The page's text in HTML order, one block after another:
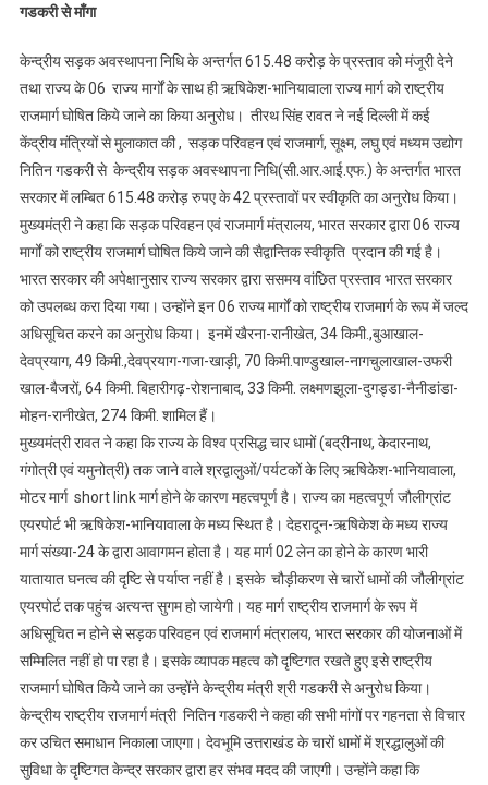
गडकरी से माँगा
केन्द्रीय सड़क अवस्थापना निधि के अन्तर्गत 615.48 करोड़ के प्रस्ताव को मंजूरी देने
तथा राज्य के 06 राज्य मार्गों के साथ ही ऋषिकेश-भानियावाला राज्य मार्ग को राष्ट्रीय
राजमार्ग घोषित किये जाने का किया अनुरोध। तीरथ सिंह रावत ने नई दिल्ली में कई
केंद्रीय मंत्रियों से मुलाकात की , सड़क परिवहन एवं राजमार्ग, सूक्ष्म, लघु एवं मध्यम उद्योग
नितिन गडकरी से केन्द्रीय सड़क अवस्थापना निधि(सी.आर.आई.एफ.) के अन्तर्गत भारत
सरकार में लम्बित 615.48 करोड़ रुपए के 42 प्रस्तावों पर स्वीकृति का अनुरोध किया।
मुख्यमंत्री ने कहा कि सड़क परिवहन एवं राजमार्ग मंत्रालय, भारत सरकार द्वारा 06 राज्य
मार्गों को राष्ट्रीय राजमार्ग घोषित किये जाने की सैद्वान्तिक स्वीकृति प्रदान की गई है।
भारत सरकार की अपेक्षानुसार राज्य सरकार द्वारा ससमय वांछित प्रस्ताव भारत सरकार
को उपलब्ध करा दिया गया। उन्होंने इन 06 राज्य मार्गों को राष्ट्रीय राजमार्ग के रूप में जल्द
अधिसूचित करने का अनुरोध किया। इनमें खैरना-रानीखेत, 34 किमी.,बुआखाल-
देवप्रयाग, 49 किमी.,देवप्रयाग-गजा-खाड़ी, 70 किमी.पाण्डुखाल-नागचुलाखाल-उफरी
खाल-बैजरों, 64 किमी. बिहारीगढ़-रोशनाबाद, 33 किमी. लक्ष्मणझूला-दुगड्डा-नैनीडांडा-
मोहन-रानीखेत, 274 किमी. शामिल हैं।
मुख्यमंत्री रावत ने कहा कि राज्य के विश्व प्रसिद्ध चार धामों (बद्रीनाथ, केदारनाथ,
गंगोत्री एवं यमुनोत्री) तक जाने वाले श्रद्वालुओं/पर्यटकों के लिए ऋषिकेश-भानियावाला,
मोटर मार्ग short link मार्ग होने के कारण महत्वपूर्ण है। राज्य का महत्वपूर्ण जौलीग्रांट
एयरपोर्ट भी ऋषिकेश-भानियावाला के मध्य स्थित है। देहरादून-ऋषिकेश के मध्य राज्य
मार्ग संख्या-24 के द्वारा आवागमन होता है। यह मार्ग 02 लेन का होने के कारण भारी
यातायात घनत्व की दृष्टि से पर्याप्त नहीं है। इसके चौड़ीकरण से चारों धामों की जौलीग्रांट
एयरपोर्ट तक पहुंच अत्यन्त सुगम हो जायेगी। यह मार्ग राष्ट्रीय राजमार्ग के रूप में
अधिसूचित न होने से सड़क परिवहन एवं राजमार्ग मंत्रालय, भारत सरकार की योजनाओं में
सम्मिलित नहीं हो पा रहा है। इसके व्यापक महत्व को दृष्टिगत रखते हुए इसे राष्ट्रीय
राजमार्ग घोषित किये जाने का उन्होंने केन्द्रीय मंत्री श्री गडकरी से अनुरोध किया।
केन्द्रीय राष्ट्रीय राजमार्ग मंत्री नितिन गडकरी ने कहा की सभी मांगों पर गहनता से विचार
कर उचित समाधान निकाला जाएगा। देवभूमि उत्तराखंड के चारों धामों में श्रद्धालुओं की
सुविधा के दृष्टिगत केन्द्र सरकार द्वारा हर संभव मदद की जाएगी। उन्होंने कहा कि